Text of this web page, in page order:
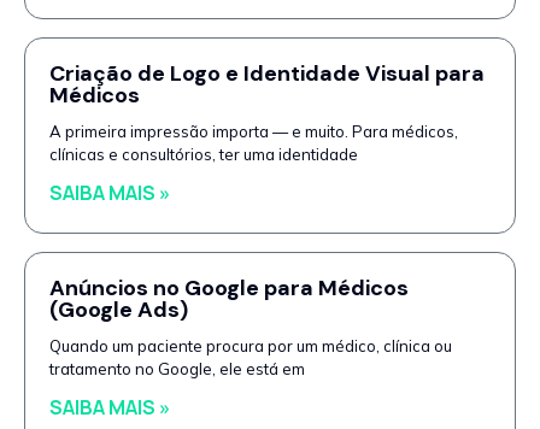
Criação de Logo e Identidade Visual para
Médicos
A primeira impressão importa — e muito. Para médicos,
clínicas e consultórios, ter uma identidade
SAIBA MAIS »
Anúncios no Google para Médicos
(Google Ads)
Quando um paciente procura por um médico, clínica ou
tratamento no Google, ele está em
SAIBA MAIS »